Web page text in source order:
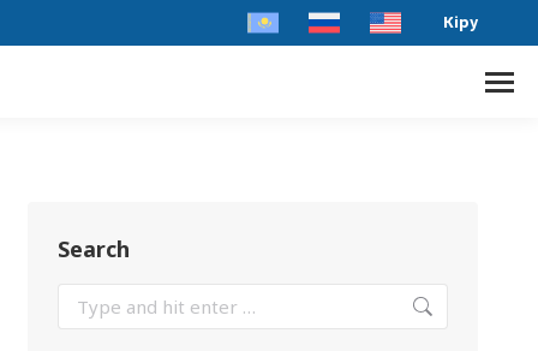
Кіру
Search